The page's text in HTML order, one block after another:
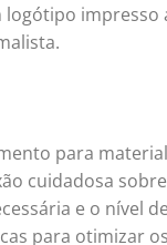
logótipo impresso
para
cuidadosa
e o nível
para otimizar